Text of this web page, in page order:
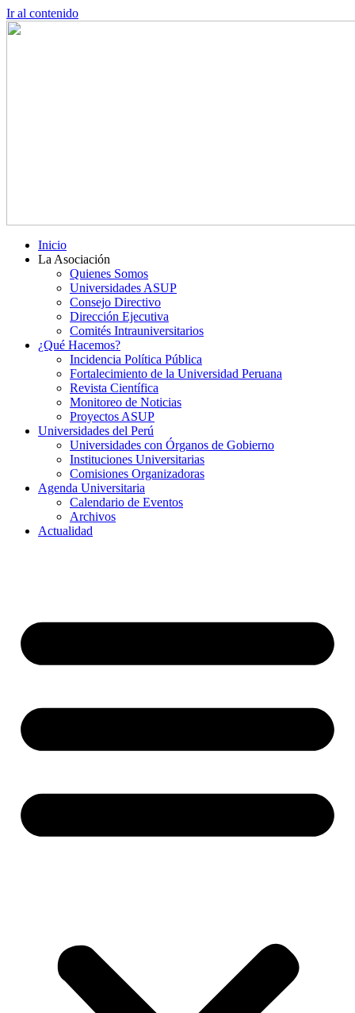
Ir al contenido
Inicio
La Asociación
Quienes Somos
Universidades ASUP
Consejo Directivo
Dirección Ejecutiva
Comités Intrauniversitarios
¿Qué Hacemos?
Incidencia Política Pública
Fortalecimiento de la Universidad Peruana
Revista Científica
Monitoreo de Noticias
Proyectos ASUP
Universidades del Perú
Universidades con Órganos de Gobierno
Instituciones Universitarias
Comisiones Organizadoras
Agenda Universitaria
Calendario de Eventos
Archivos
Actualidad